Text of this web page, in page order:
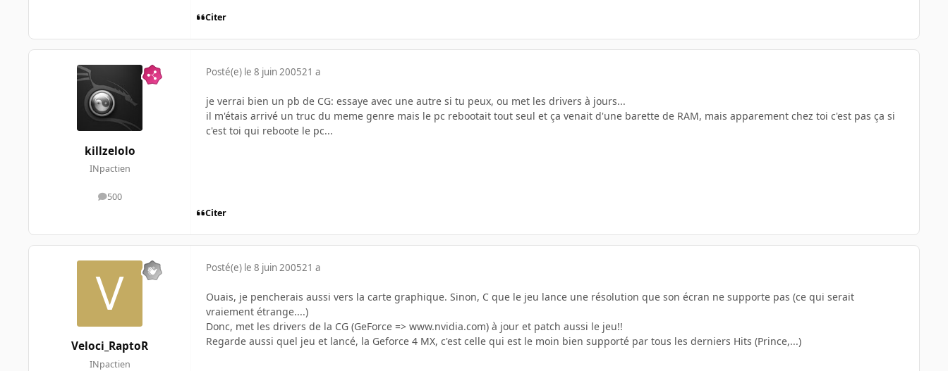
Citer
killzelolo
INpactien
500
messages
Posté(e) le 8 juin 200521 a
je verrai bien un pb de CG: essaye avec une autre si tu peux, ou met les drivers à jours...
il m'étais arrivé un truc du meme genre mais le pc rebootait tout seul et ça venait d'une barette de RAM, mais apparement chez toi c'est pas ça si
c'est toi qui reboote le pc...
Citer
Veloci_RaptoR
INpactien
Posté(e) le 8 juin 200521 a
Ouais, je pencherais aussi vers la carte graphique. Sinon, C que le jeu lance une résolution que son écran ne supporte pas (ce qui serait
vraiement étrange....)
Donc, met les drivers de la CG (GeForce => www.nvidia.com) à jour et patch aussi le jeu!!
Regarde aussi quel jeu et lancé, la Geforce 4 MX, c'est celle qui est le moin bien supporté par tous les derniers Hits (Prince,...)